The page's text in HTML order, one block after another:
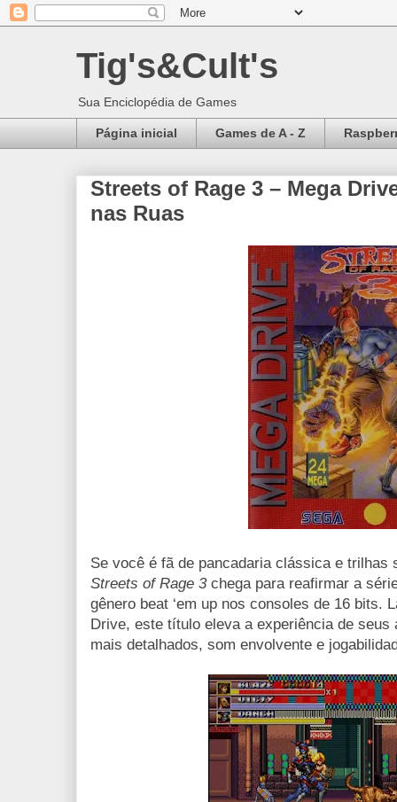
Tig's&Cult's
Sua Enciclopédia de Games
Página inicial Games de A - Z
Streets of Rage 3 – Mega
nas Ruas
Se você é fã de pancadaria clássica e trilhas
Streets of Rage 3chega para reafirmar a
gênero beat ‘em up nos consoles de 16 bits.
Drive, este título eleva a experiência de
mais detalhados, som envolvente e